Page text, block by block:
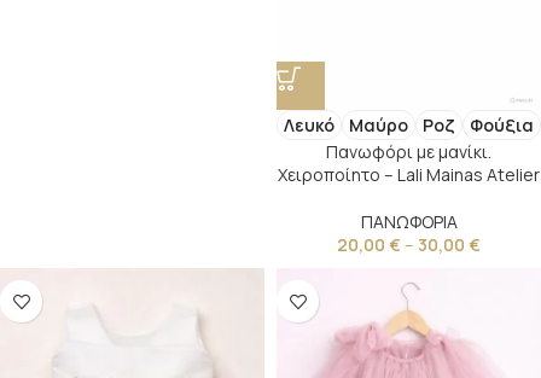
Λευκό Μαύρο Ροζ
Φούξια
Πανωφόρι με μανίκι.
Χειροποίητο – Lali Mainas Atelier
ΠΑΝΩΦΟΡΙΑ
20,00 € – 30,00 €